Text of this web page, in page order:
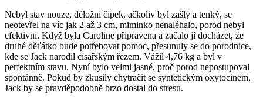
Nebyl stav nouze, děložní čípek, ačkoliv byl zašlý a tenký, se
neotevřel na víc jak 2 až 3 cm, miminko nenaléhalo, porod nebyl
efektivní. Když byla Caroline připravena a začalo jí docházet, že
druhé děťátko bude potřebovat pomoc, přesunuly se do porodnice,
kde se Jack narodil císařským řezem. Vážil 4,76 kg a byl v
perfektním stavu. Nyní bylo velmi jasné, proč porod nepostupoval
spontánně. Pokud by zkusily chytračit se syntetickým oxytocinem,
Jack by se pravděpodobně brzo dostal do stresu.